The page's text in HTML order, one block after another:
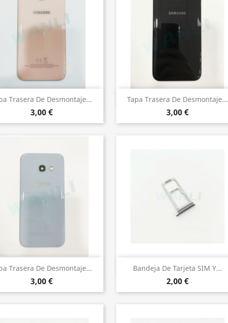
Trasera De Desmontaje...
3,00 €
Vista rápida Tapa Trasera De Desmontaje...
3,00 €
Vista rápida
Trasera De Desmontaje...
3,00 €
Vista rápida Bandeja De Tarjeta SIM Y...
2,00 €
 Vista rápida